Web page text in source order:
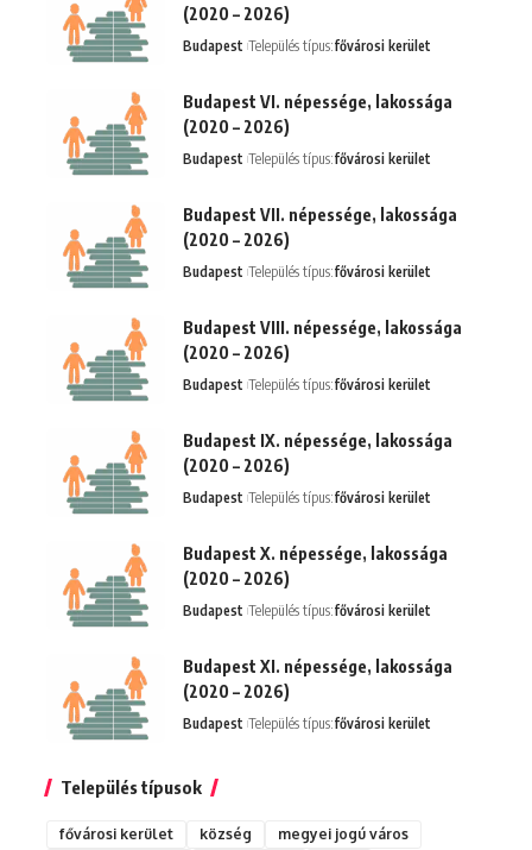
(2020 – 2026)
Budapest Település típus:fővárosi kerület
Budapest VI. népessége, lakossága
(2020 – 2026)
Budapest Település típus:fővárosi kerület
Budapest VII. népessége, lakossága
(2020 – 2026)
Budapest Település típus:fővárosi kerület
Budapest VIII. népessége, lakossága
(2020 – 2026)
Budapest Település típus:fővárosi kerület
Budapest IX. népessége, lakossága
(2020 – 2026)
Budapest Település típus:fővárosi kerület
Budapest X. népessége, lakossága
(2020 – 2026)
Budapest Település típus:fővárosi kerület
Budapest XI. népessége, lakossága
(2020 – 2026)
Budapest Település típus:fővárosi kerület
Település típusok
fővárosi kerület község
megyei jogú város